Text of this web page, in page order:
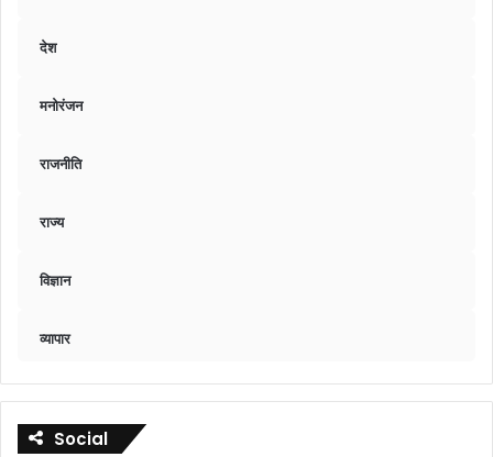
देश
मनोरंजन
राजनीति
राज्य
विज्ञान
व्यापार
Social